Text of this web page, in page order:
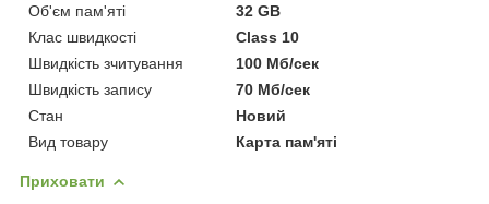
Об'єм пам'яті
32 GB
Клас швидкості
Class 10
Швидкість зчитування
100 Мб/сек
Швидкість запису
70 Мб/сек
Стан
Новий
Вид товару
Карта пам'яті
Приховати